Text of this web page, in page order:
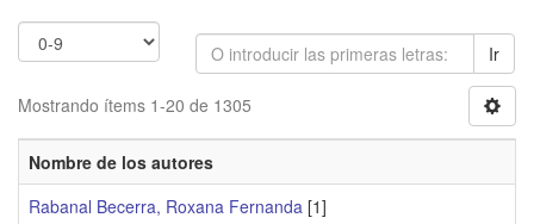
Ir
Mostrando ítems 1-20 de 1305
Nombre de los autores
Rabanal Becerra, Roxana Fernanda [1]